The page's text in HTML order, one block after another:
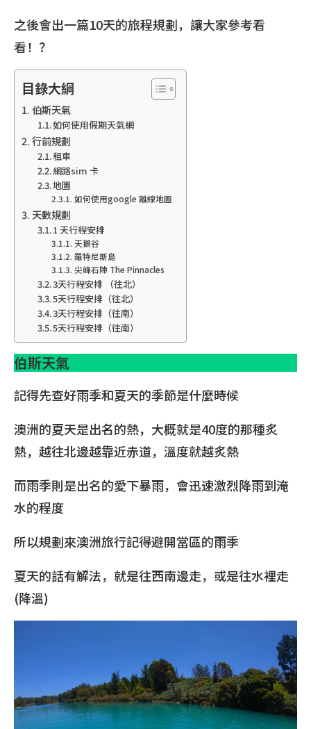
之後會出一篇10天的旅程規劃，讓大家參考看
看！？
目錄大綱
伯斯天氣
如何使用假期天氣網
行前規劃
租車
網路sim 卡
地圖
如何使用google 離線地圖
天數規劃
1 天行程安排
天鵝谷
羅特尼斯島
尖峰石陣 The Pinnacles
3天行程安排 （往北）
5天行程安排（往北）
3天行程安排（往南）
5天行程安排（往南）
伯斯天氣
記得先查好雨季和夏天的季節是什麼時候
澳洲的夏天是出名的熱，大概就是40度的那種炙
熱，越往北邊越靠近赤道，溫度就越炙熱
而雨季則是出名的愛下暴雨，會迅速激烈降雨到淹
水的程度
所以規劃來澳洲旅行記得避開當區的雨季
夏天的話有解法，就是往西南邊走，或是往水裡走
(降溫)